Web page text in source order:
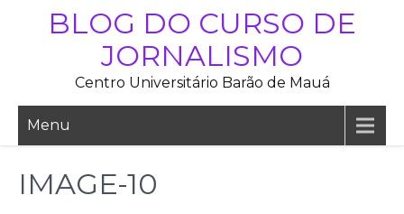
BLOG DO CURSO DE
JORNALISMO
Centro Universitário Barão de Mauá
Menu
IMAGE-10